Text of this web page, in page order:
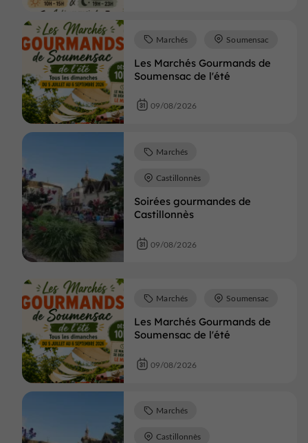
Les Marchés Gourmands de
Soumensac de l'été
Marchés Soumensac
09/08/2026
Soirées gourmandes de
Castillonnès
Marchés
Castillonnès
09/08/2026
Les Marchés Gourmands de
Soumensac de l'été
Marchés Soumensac
09/08/2026
Marchés
Castillonnès